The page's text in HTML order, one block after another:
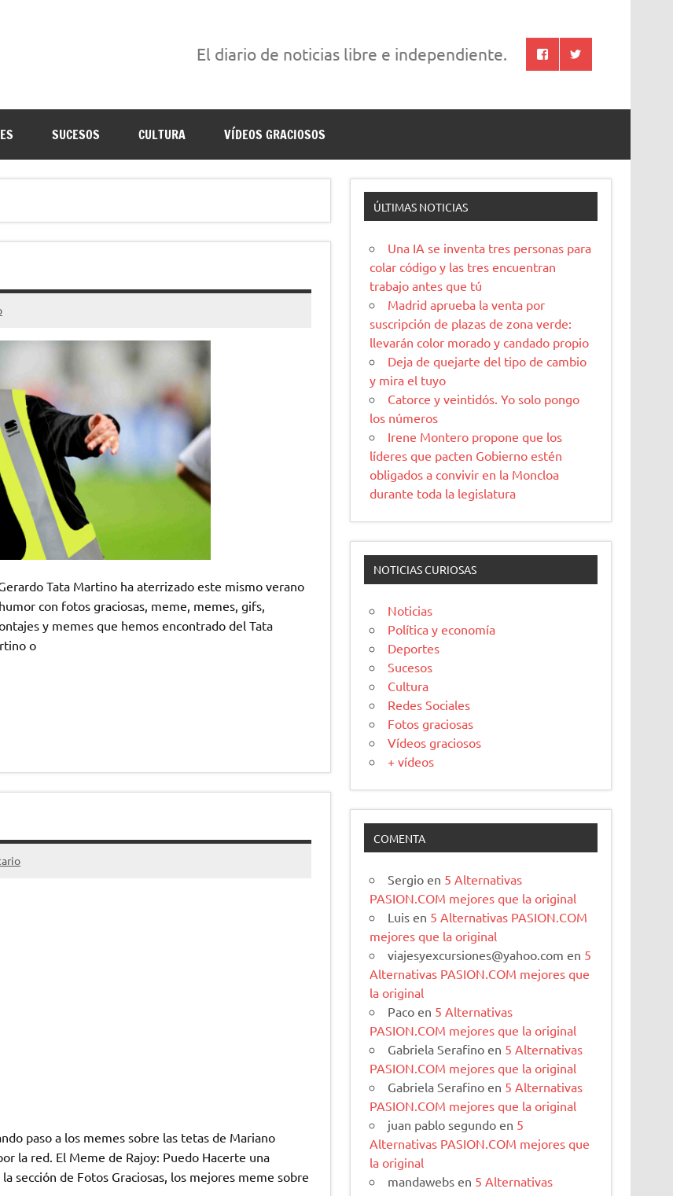
El diario de noticias libre e independiente.
SUCESOS CULTURA VÍDEOS GRACIOSOS
Tata Martino ha aterrizado este mismo verano
con fotos graciosas, meme, memes, gifs,
y memes que hemos encontrado del Tata
o
paso a los memes sobre las tetas de Mariano
la red. El Meme de Rajoy: Puedo Hacerte una
sección de Fotos Graciosas, los mejores meme sobre
ÚLTIMAS NOTICIAS
Una IA se inventa tres personas para
colar código y las tres encuentran
trabajo antes que tú
Madrid aprueba la venta por
suscripción de plazas de zona verde:
llevarán color morado y candado propio
Deja de quejarte del tipo de cambio
y mira el tuyo
Catorce y veintidós. Yo solo pongo
los números
Irene Montero propone que los
líderes que pacten Gobierno estén
obligados a convivir en la Moncloa
durante toda la legislatura
NOTICIAS CURIOSAS
Noticias
Política y economía
Deportes
Sucesos
Cultura
Redes Sociales
Fotos graciosas
Vídeos graciosos
+ vídeos
COMENTA
Sergio en 5 Alternativas
PASION.COM mejores que la original
Luis en 5 Alternativas PASION.COM
mejores que la original
viajesyexcursiones@yahoo.com en 5
Alternativas PASION.COM mejores que
la original
Paco en 5 Alternativas
PASION.COM mejores que la original
Gabriela Serafino en 5 Alternativas
PASION.COM mejores que la original
Gabriela Serafino en 5 Alternativas
PASION.COM mejores que la original
juan pablo segundo en 5
Alternativas PASION.COM mejores que
la original
mandawebs en 5 Alternativas